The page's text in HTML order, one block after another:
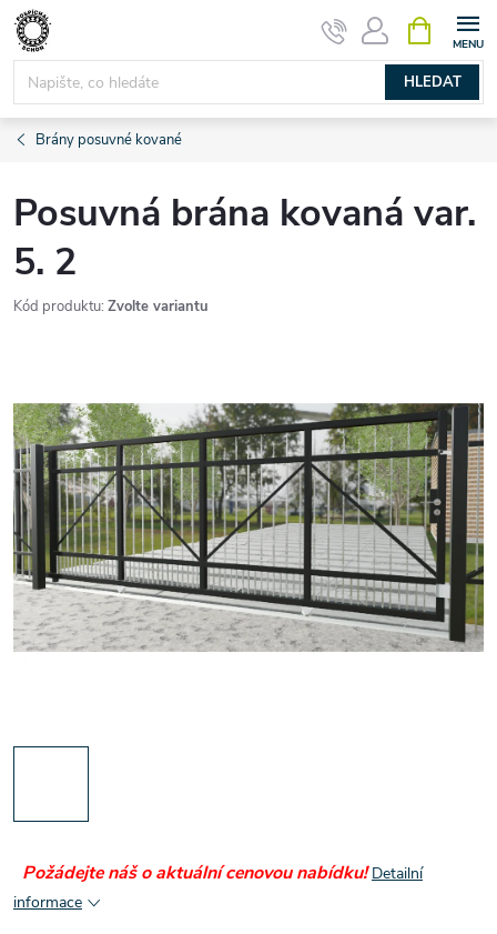
Přejít
obsah
HLEDAT
NÁKUPNÍ
KOŠÍK
Brány posuvné kované
Posuvná brána kovaná var.
5. 2
Kód produktu: Zvolte variantu
Požádejte náš o aktuální cenovou nabídku! Detailní
informace